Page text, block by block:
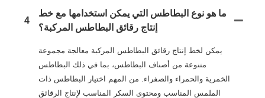
4
ما هو نوع البطاطس التي يمكن استخدامها مع خط
إنتاج رقائق البطاطس المركبة؟
يمكن لخط إنتاج رقائق البطاطس المركبة معالجة مجموعة
متنوعة من أصناف البطاطس، بما في ذلك البطاطس
الخمرية والحمراء والصفراء. من المهم اختيار البطاطس ذات
الملمس المناسب ومحتوى السكر المناسب لإنتاج الرقائق